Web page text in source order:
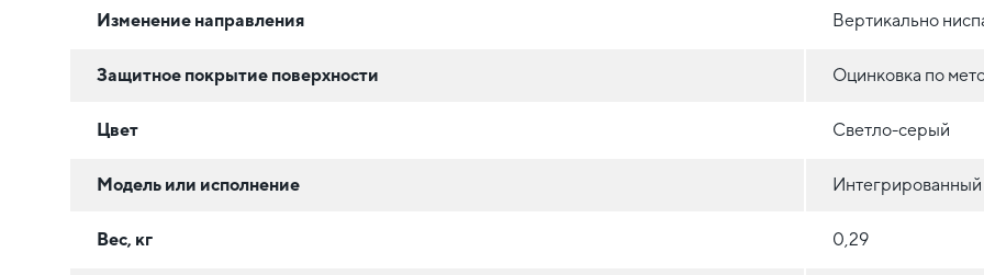
Изменение направления Вертикально
Защитное покрытие поверхности Оцинковка по
Цвет Светло-серый
Модель или исполнение
Вес, кг 0,29